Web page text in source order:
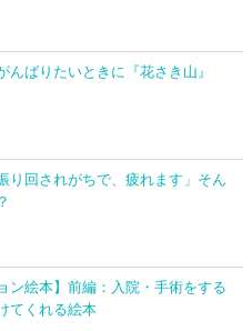
んばりたいときに『花さき山』
り回されがちで、疲れます」そん
ン絵本】前編：入院・手術をする
てくれる絵本